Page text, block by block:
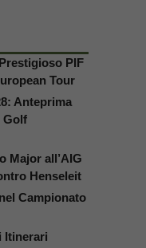
PIF
Tour
Anteprima
Golf
Major all’AIG
Henseleit
Campionato
Itinerari